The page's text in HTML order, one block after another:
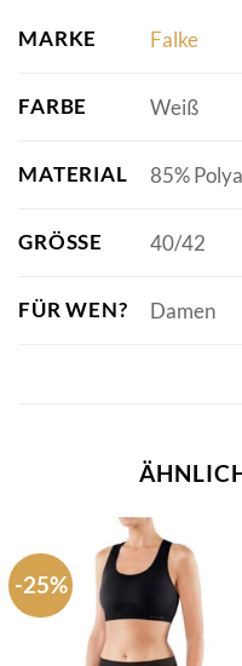
MARKE Falke
FARBE Weiß
MATERIAL 85%
GRÖSSE 40/42
FÜR WEN? Damen
-25%